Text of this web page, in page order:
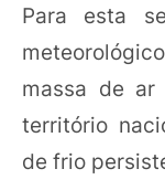
Para esta
massa de
território
de frio